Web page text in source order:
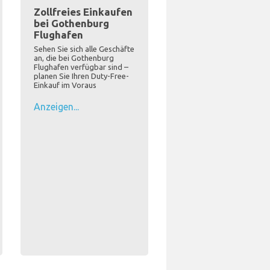
Zollfreies Einkaufen
bei Gothenburg
Flughafen
Sehen Sie sich alle Geschäfte
an, die bei Gothenburg
Flughafen verfügbar sind –
planen Sie Ihren Duty-Free-
Einkauf im Voraus
Anzeigen...